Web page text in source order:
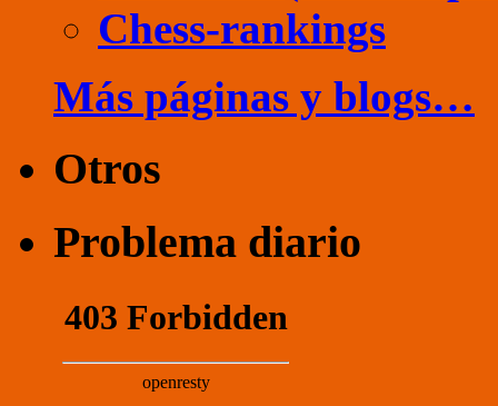
Chess-rankings
Más páginas y blogs…
Otros
Problema diario